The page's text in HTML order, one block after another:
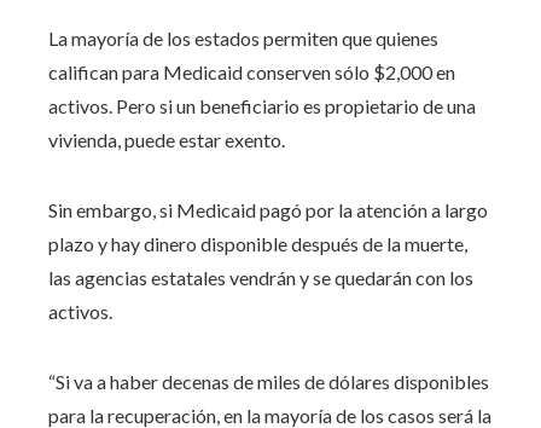
La mayoría de los estados permiten que quienes
califican para Medicaid conserven sólo $2,000 en
activos. Pero si un beneficiario es propietario de una
vivienda, puede estar exento.
Sin embargo, si Medicaid pagó por la atención a largo
plazo y hay dinero disponible después de la muerte,
las agencias estatales vendrán y se quedarán con los
activos.
“Si va a haber decenas de miles de dólares disponibles
para la recuperación, en la mayoría de los casos será la